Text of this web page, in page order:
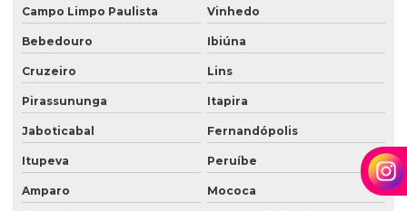
Limpeza empresarial
Limpeza empresarial especializada
Limpeza empresarial terceirizada
Limpeza escritorio terceirizada
Limpeza de fachada comercial
Campo Limpo Paulista Vinhedo
Bebedouro Ibiúna
Cruzeiro Lins
Pirassununga Itapira
Jaboticabal Fernandópolis
Itupeva Peruíbe
Amparo Mococa